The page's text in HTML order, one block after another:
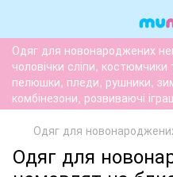
Одяг для новонароджених
чоловічки сліпи,
пелюшки, пледи, рушники,
комбінезони, розвиваючі
Одяг для
Одяг для